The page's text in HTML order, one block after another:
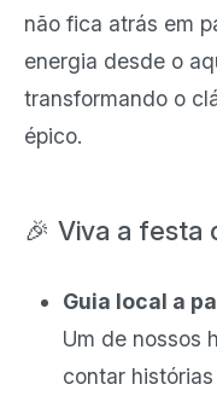
não fica atrás em
energia desde o
transformando o
épico.
🎉 Viva a festa
Guia local a
Um de nossos
contar